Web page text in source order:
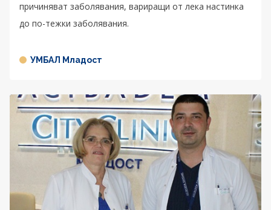
причиняват заболявания, вариращи от лека настинка
до по-тежки заболявания.
УМБАЛ Младост